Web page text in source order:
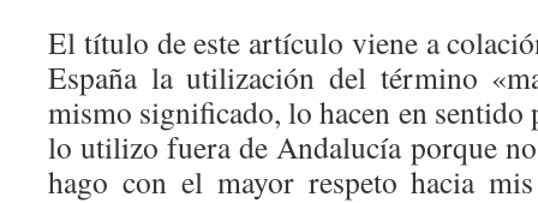
El título de este artículo viene a
España la utilización del término
mismo significado, lo hacen en sentido
lo utilizo fuera de Andalucía porque
hago con el mayor respeto hacia